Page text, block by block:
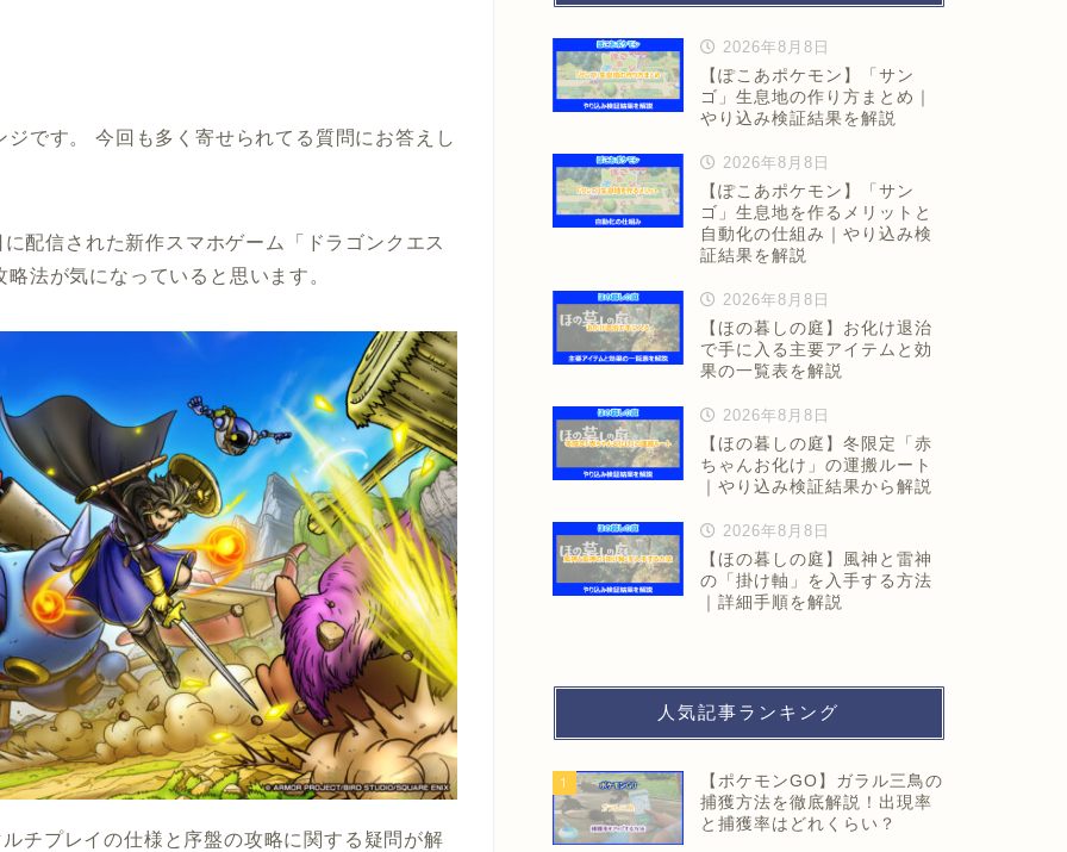
です。 今回も多く寄せられてる質問にお答えし
配信された新作スマホゲーム「ドラゴンクエス
法が気になっていると思います。
チプレイの仕様と序盤の攻略に関する疑問が解
2026年8月8日
【ぽこあポケモン】「サン
ゴ」生息地の作り方まとめ｜
やり込み検証結果を解説
2026年8月8日
【ぽこあポケモン】「サン
ゴ」生息地を作るメリットと
自動化の仕組み｜やり込み検
証結果を解説
2026年8月8日
【ほの暮しの庭】お化け退治
で手に入る主要アイテムと効
果の一覧表を解説
2026年8月8日
【ほの暮しの庭】冬限定「赤
ちゃんお化け」の運搬ルート
｜やり込み検証結果から解説
2026年8月8日
【ほの暮しの庭】風神と雷神
の「掛け軸」を入手する方法
｜詳細手順を解説
人気記事ランキング
1
【ポケモンGO】ガラル三鳥の
捕獲方法を徹底解説！出現率
と捕獲率はどれくらい？